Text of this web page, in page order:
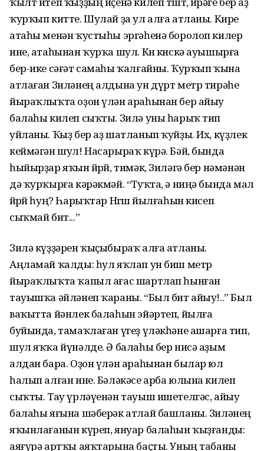
ҡурҡып китте. Шулай ҙа ул алға атланы. Кире
атаһы менән ҡустыһы эргәһенә боролоп килер
ине, атаһынан ҡурҡа шул. Көн кискә ауышырға
бер-ике сәғәт самаһы ҡалғайны. Ҡурҡып ҡына
атлаған Зиләнең алдына ун дүрт метр тирәһе
йыраҡлыҡта оҙон үлән араһынан бер айыу
балаһы килеп сыҡты. Зилә уны һарыҡ тип
уйланы. Ҡыҙ бер аҙ шатланып ҡуйҙы. Их, күҙлек
кеймәгән шул! Насарыраҡ күрә. Бәй, бында
һыйырҙар яҡын йөрөй, тимәк, Зиләгә бер нәмәнән
дә ҡурҡырға кәрәкмәй. “Туҡта, ә ниңә бында мал
йөрөй һуң? Һарыҡтар Нөгөш йылғаһын кисеп
сыҡмай бит...”
Зилә күҙҙәрен ҡыҫыбыраҡ алға атланы.
Аңламай ҡалды: һул яҡлап ун биш метр
йыраҡлыҡта ҡапыл ағас шартлап һынған
тауышҡа әйләнеп ҡараны. “Был бит айыу!..” Был
ваҡытта йәнлек балаһын эйәртеп, йылға
буйында, тамаҡлаған үгеҙ үләкһәне ашарға тип,
шул яҡҡа йүнәлде. Ә балаһы бер нисә аҙым
алдан бара. Оҙон үлән араһынан былар юл
һалып алған ине. Бәләкәсе арба юлына килеп
сыҡты. Тау үрләүенән тауыш ишетелгәс, айыу
балаһы яғына шәберәк атлай башланы. Зиләнең
яҡынлағанын күреп, януар балаһын ҡыҙғанды:
аяғүрә артҡы аяҡтарына баҫты. Уның табаны